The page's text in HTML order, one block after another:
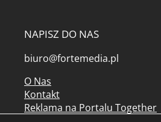
NAPISZ DO NAS
biuro@fortemedia.pl
O Nas
Kontakt
Reklama na Portalu Together